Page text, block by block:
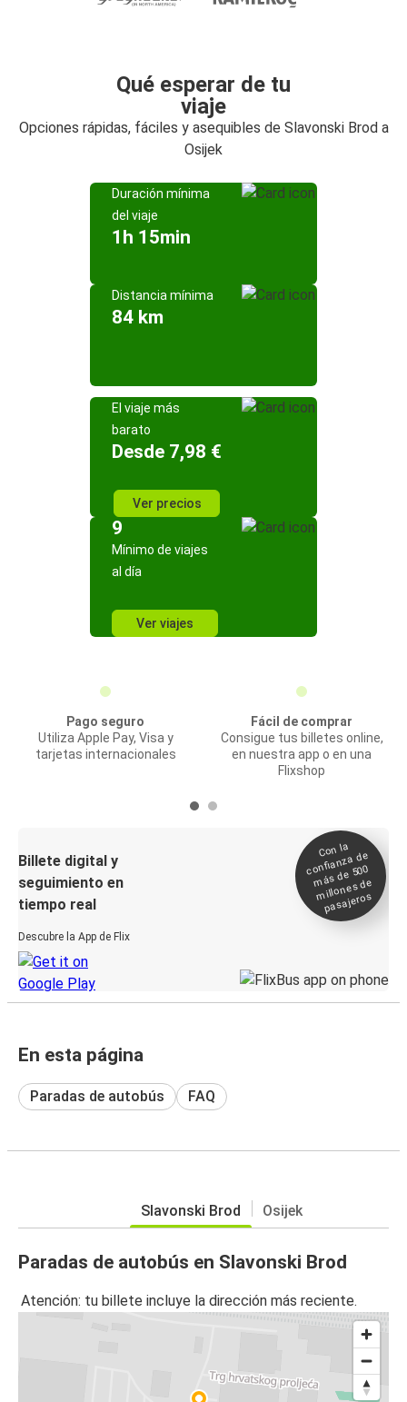
Qué esperar de tu
viaje
Opciones rápidas, fáciles y asequibles de Slavonski Brod a
Osijek
Duración mínima
del viaje
1h 15min
Distancia mínima
84 km
El viaje más
barato
Desde 7,98 €
Ver precios
9
Mínimo de viajes
al día
Ver viajes
Pago seguro
Utiliza Apple Pay, Visa y
tarjetas internacionales
Fácil de comprar
Consigue tus billetes online,
en nuestra app o en una
Flixshop
Billete digital y
seguimiento en
tiempo real
Descubre la App de Flix
Con la
confianza de
más de 500
millones de
pasajeros
En esta página
Paradas de autobús FAQ
Slavonski Brod Osijek
Paradas de autobús en Slavonski Brod
Atención: tu billete incluye la dirección más reciente.